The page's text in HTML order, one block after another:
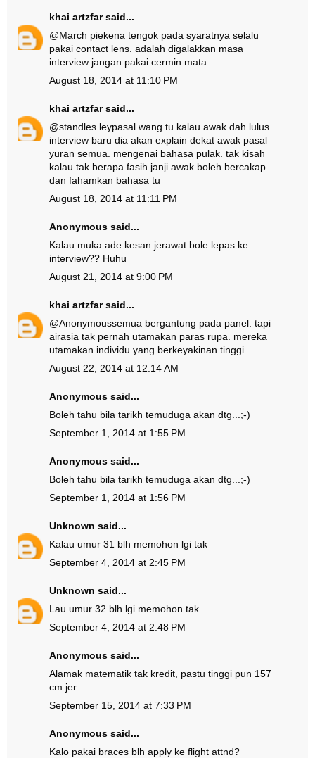
khai artzfarsaid...
@March piekena tengok pada syaratnya selalu
pakai contact lens. adalah digalakkan masa
interview jangan pakai cermin mata
August 18, 2014 at 11:10 PM
khai artzfarsaid...
@standles leypasal wang tu kalau awak dah lulus
interview baru dia akan explain dekat awak pasal
yuran semua. mengenai bahasa pulak. tak kisah
kalau tak berapa fasih janji awak boleh bercakap
dan fahamkan bahasa tu
August 18, 2014 at 11:11 PM
Anonymous said...
Kalau muka ade kesan jerawat bole lepas ke
interview?? Huhu
August 21, 2014 at 9:00 PM
khai artzfarsaid...
@Anonymoussemua bergantung pada panel. tapi
airasia tak pernah utamakan paras rupa. mereka
utamakan individu yang berkeyakinan tinggi
August 22, 2014 at 12:14 AM
Anonymous said...
Boleh tahu bila tarikh temuduga akan dtg...;-)
September 1, 2014 at 1:55 PM
Anonymous said...
Boleh tahu bila tarikh temuduga akan dtg...;-)
September 1, 2014 at 1:56 PM
Unknown said...
Kalau umur 31 blh memohon lgi tak
September 4, 2014 at 2:45 PM
Unknown said...
Lau umur 32 blh lgi memohon tak
September 4, 2014 at 2:48 PM
Anonymous said...
Alamak matematik tak kredit, pastu tinggi pun 157
cm jer.
September 15, 2014 at 7:33 PM
Anonymous said...
Kalo pakai braces blh apply ke flight attnd?